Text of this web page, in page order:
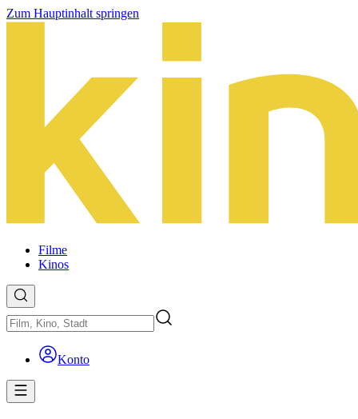
Zum Hauptinhalt springen
Filme
Kinos
Konto